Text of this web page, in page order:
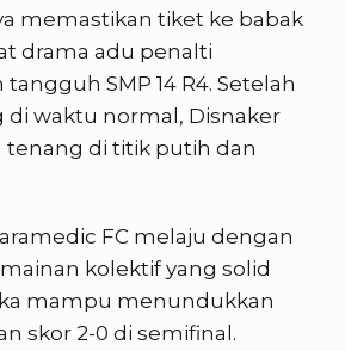
memastikan tiket ke babak
drama adu penalti
SMP 14 R4. Setelah
waktu normal, Disnaker
tenang di titik putih dan
FC melaju dengan
kolektif yang solid
mampu menundukkan
skor 2-0 di semifinal.